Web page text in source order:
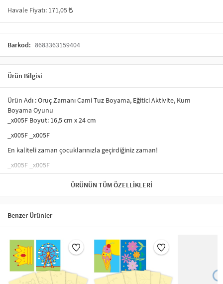
Havale Fiyatı: 171,05
Barkod: 8683363159404
Ürün Bilgisi
Ürün Adı : Oruç Zamanı Cami Tuz Boyama, Eğitici Aktivite, Kum
Boyama Oyunu
_x005F Boyut: 16,5 cm x 24 cm
_x005F _x005F
En kaliteli zaman çocuklarınızla geçirdiğiniz zaman!
_x005F _x005F
Hem eğlenceli hem de çocukların motor gelişimi ve el becerilerini
artırmak için harika bir etkinlik.
kullanılmamaktadır.
_x005F _x005F
_x005F
Hem çocuklar, hem de yetişkinler için birlikte, kaliteli zaman
geçirmeyi sağlar.
_x005F
ÜRÜNÜN TÜM ÖZELLIKLERI
Benzer Ürünler